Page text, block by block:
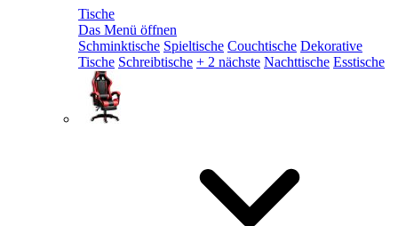
Tische
Das Menü öffnen
Schminktische Spieltische Couchtische Dekorative
Tische Schreibtische + 2 nächste Nachttische Esstische